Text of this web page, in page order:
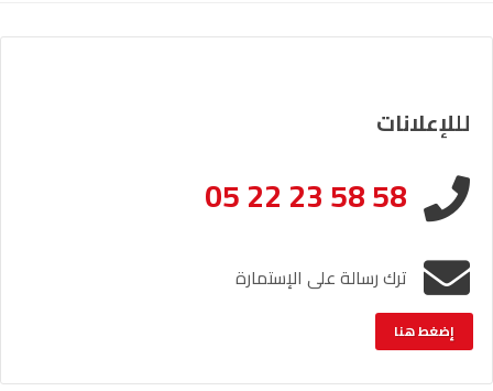
لللإعلانات
05 22 23 58 58
ترك رسالة على الإستمارة
إضغط هنا